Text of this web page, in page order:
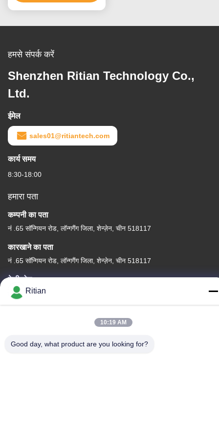
हमसे संपर्क करें
Shenzhen Ritian Technology Co.,
Ltd.
ईमेल
sales01@ritiantech.com
कार्य समय
8:30-18:00
हमारा पता
कम्पनी का पता
नं .65 सॉन्गियन रोड, लॉन्गगैंग जिला, शेन्ज़ेन, चीन 518117
कारखाने का पता
नं .65 सॉन्गियन रोड, लॉन्गगैंग जिला, शेन्ज़ेन, चीन 518117
टेलीफोन
+86-755-84080323
Ritian
10:19 AM
Good day, what product are you looking for?